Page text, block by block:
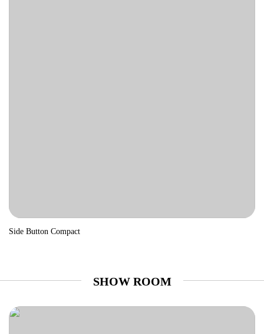
Side Button Compact
SHOW ROOM